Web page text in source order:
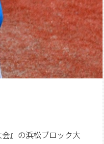
』の浜松ブロック大